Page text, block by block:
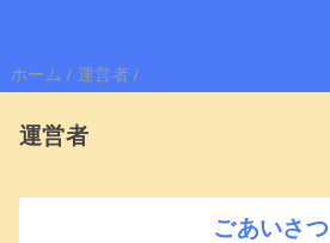
ホーム / 運営者 /
運営者
ごあいさつ